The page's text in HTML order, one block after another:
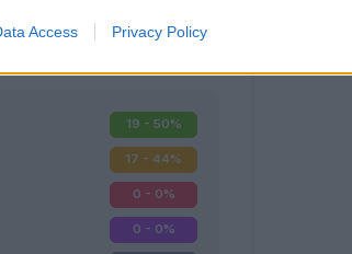
Access Privacy Policy
19 - 50%
17 - 44%
0 - 0%
0 - 0%